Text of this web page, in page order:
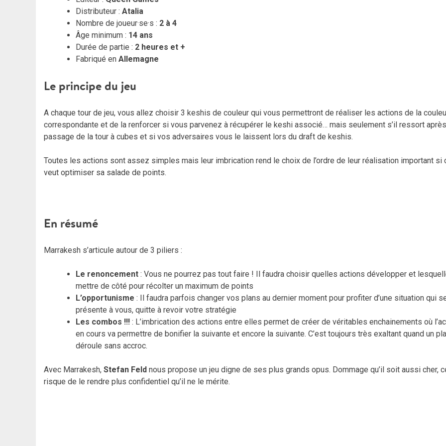
Distributeur : Atalia
Nombre de joueur·se·s : 2 à 4
Âge minimum : 14 ans
Durée de partie : 2 heures et +
Fabriqué en Allemagne
Le principe du jeu
A chaque tour de jeu, vous allez choisir 3 keshis de couleur qui vous permettront de réaliser les actions de la
correspondante et de la renforcer si vous parvenez à récupérer le keshi associé… mais seulement s’il ressort
passage de la tour à cubes et si vos adversaires vous le laissent lors du draft de keshis.
Toutes les actions sont assez simples mais leur imbrication rend le choix de l’ordre de leur réalisation important si
veut optimiser sa salade de points.
En résumé
Marrakesh s’articule autour de 3 piliers :
Le renoncement : Vous ne pourrez pas tout faire ! Il faudra choisir quelles actions développer et
mettre de côté pour récolter un maximum de points
L’opportunisme : Il faudra parfois changer vos plans au dernier moment pour profiter d’une situation qui
présente à vous, quitte à revoir votre stratégie
Les combos !!! : L’imbrication des actions entre elles permet de créer de véritables enchainements où
en cours va permettre de bonifier la suivante et encore la suivante. C’est toujours très exaltant quand un
déroule sans accroc.
Avec Marrakesh, Stefan Feld nous propose un jeu digne de ses plus grands opus. Dommage qu’il soit aussi cher,
risque de le rendre plus confidentiel qu’il ne le mérite.